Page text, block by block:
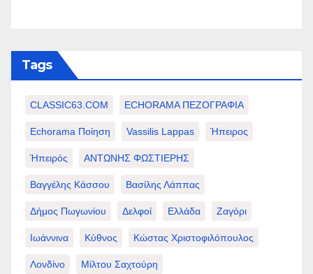
Tags
CLASSIC63.COM ECHORAMA ΠΕΖΟΓΡΑΦΙΑ
Echorama Ποίηση Vassilis Lappas Ήπειρος
Ήπειρός ΑΝΤΩΝΗΣ ΦΩΣΤΙΕΡΗΣ
Βαγγέλης Κάσσου Βασίλης Λάππας
Δήμος Πωγωνίου Δελφοί Ελλάδα Ζαγόρι
Ιωάννινα Κύθνος Κώστας Χριστοφιλόπουλος
Λονδίνο Μίλτου Σαχτούρη